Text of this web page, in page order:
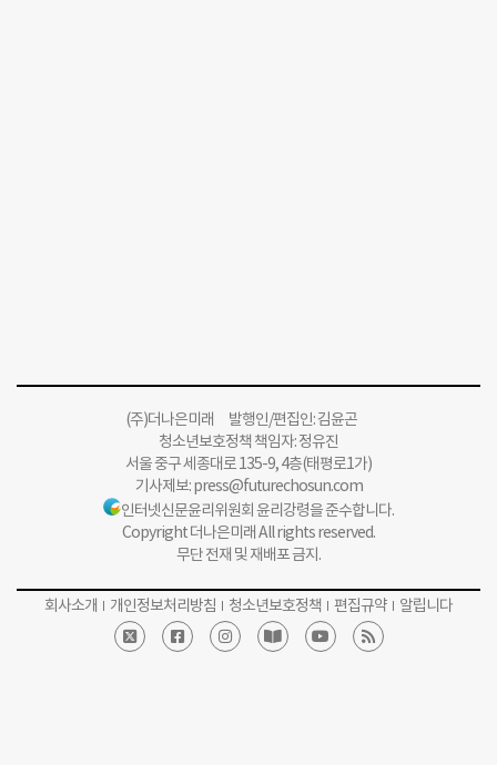
(주)더나은미래 발행인/편집인: 김윤곤
청소년보호정책 책임자: 정유진
서울 중구 세종대로 135-9, 4층(태평로1가)
기사제보:press@futurechosun.com
인터넷신문윤리위원회 윤리강령을 준수합니다.
Copyright 더나은미래 All rights reserved.
무단 전재 및 재배포 금지.
회사소개 개인정보처리방침 청소년보호정책 편집규약 알립니다